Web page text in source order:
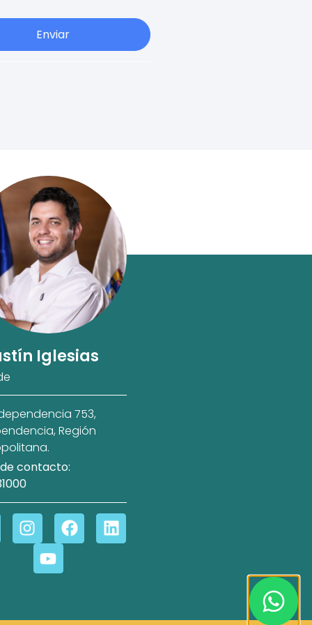
Enviar
Iglesias
753,
Región
contacto: